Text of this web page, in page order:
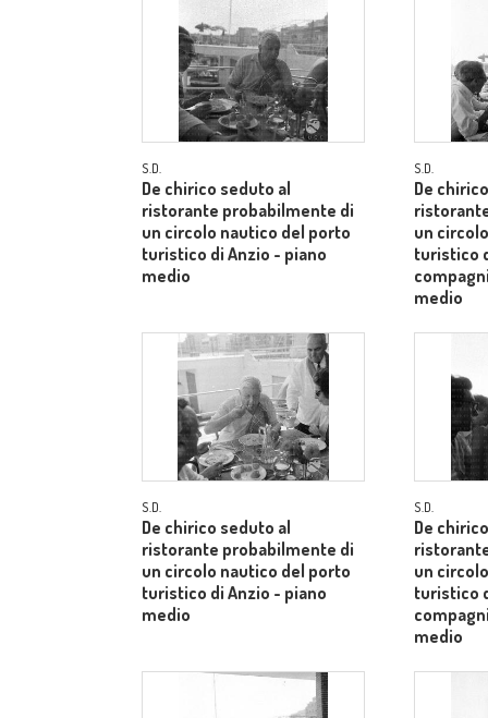
S.D.
De chirico seduto al
ristorante probabilmente di
un circolo nautico del porto
turistico di Anzio - piano
medio
S.D.
De
un
turistico
medio
S.D.
De chirico seduto al
ristorante probabilmente di
un circolo nautico del porto
turistico di Anzio - piano
medio
S.D.
De
un
turistico
medio